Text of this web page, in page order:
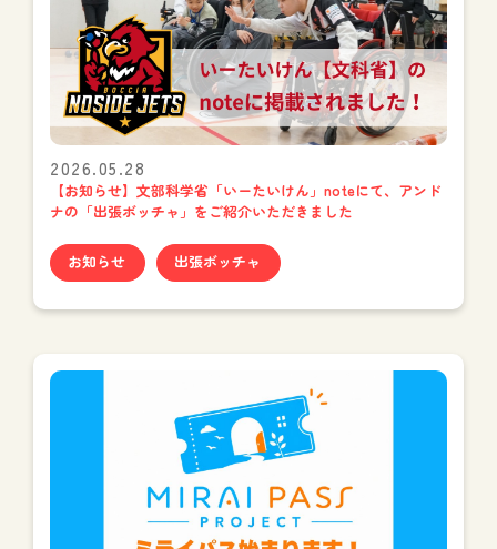
2026.05.28
【お知らせ】文部科学省「いーたいけん」noteにて、アンド
ナの「出張ボッチャ」をご紹介いただきました
お知らせ 出張ボッチャ